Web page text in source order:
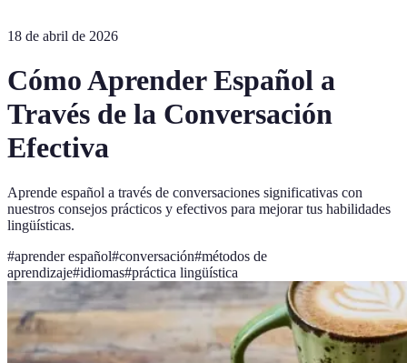
18 de abril de 2026
Cómo Aprender Español a
Través de la Conversación
Efectiva
Aprende español a través de conversaciones significativas con
nuestros consejos prácticos y efectivos para mejorar tus habilidades
lingüísticas.
#aprender español#conversación#métodos de
aprendizaje#idiomas#práctica lingüística